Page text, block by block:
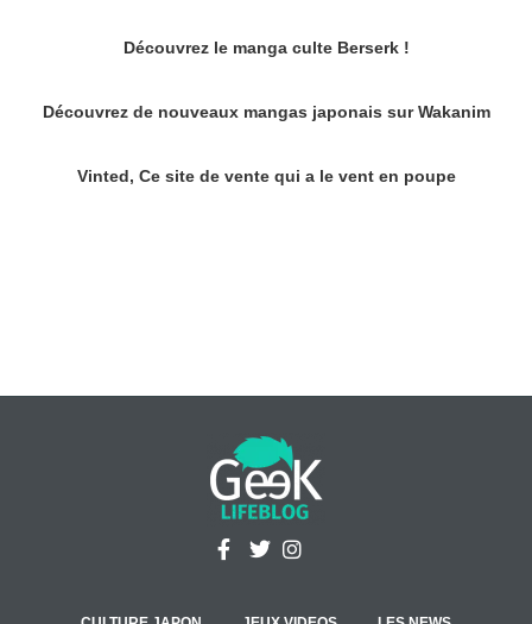
Découvrez le manga culte Berserk !
Découvrez de nouveaux mangas japonais sur Wakanim
Vinted, Ce site de vente qui a le vent en poupe